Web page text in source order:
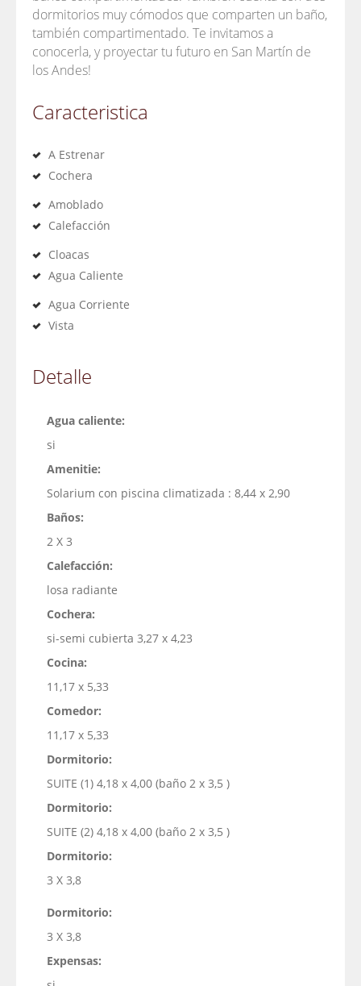
dormitorios muy cómodos que comparten un baño,
también compartimentado. Te invitamos a
conocerla, y proyectar tu futuro en San Martín de
los Andes!
Caracteristica
A Estrenar
Cochera
Amoblado
Calefacción
Cloacas
Agua Caliente
Agua Corriente
Vista
Detalle
Agua caliente:
si
Amenitie:
Solarium con piscina climatizada : 8,44 x 2,90
Baños:
2 X 3
Calefacción:
losa radiante
Cochera:
si-semi cubierta 3,27 x 4,23
Cocina:
11,17 x 5,33
Comedor:
11,17 x 5,33
Dormitorio:
SUITE (1) 4,18 x 4,00 (baño 2 x 3,5 )
Dormitorio:
SUITE (2) 4,18 x 4,00 (baño 2 x 3,5 )
Dormitorio:
3 X 3,8
Dormitorio:
3 X 3,8
Expensas: